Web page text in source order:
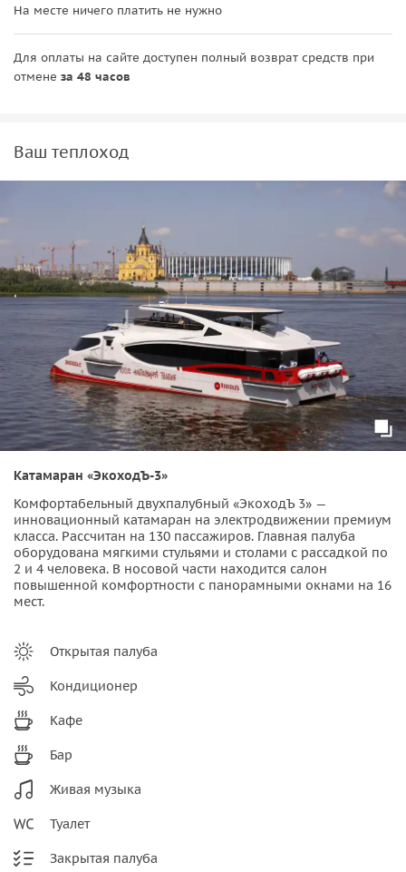
На месте ничего платить не нужно
Для оплаты на сайте доступен полный возврат средств при
отмене за 48 часов
Ваш теплоход
Катамаран «ЭкоходЪ-3»
Комфортабельный двухпалубный «ЭкоходЪ 3» —
инновационный катамаран на электродвижении премиум
класса. Рассчитан на 130 пассажиров. Главная палуба
оборудована мягкими стульями и столами с рассадкой по
2 и 4 человека. В носовой части находится салон
повышенной комфортности с панорамными окнами на 16
мест.
Открытая палуба
Кондиционер
Кафе
Бар
Живая музыка
Туалет
Закрытая палуба